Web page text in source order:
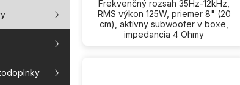
Frekvenčný rozsah 35Hz-12kHz,
RMS výkon 125W, priemer 8" (20
cm), aktívny subwoofer v boxe,
impedancia 4 Ohmy